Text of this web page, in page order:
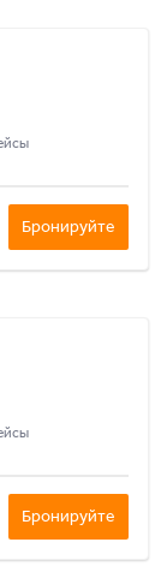
Бронируйте
Бронируйте